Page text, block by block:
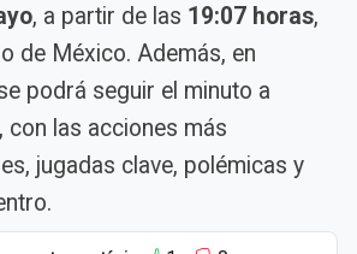
, a partir de las 19:07 horas,
de México. Además, en
podrá seguir el minuto a
con las acciones más
jugadas clave, polémicas y